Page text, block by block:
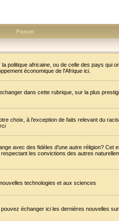
Forum
politique africaine, ou de celle des pays qui
économique de l'Afrique ici.
dans cette rubrique, sur la plus
choix, à l'exception de faits relevant du
avec des fidèles d'une autre réligion? Cet
les convictions des autres
technologies et aux sciences
échanger ici les dernières nouvelles